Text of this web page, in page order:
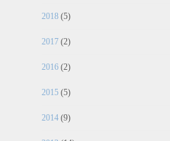
2018 (5)
2017 (2)
2016 (2)
2015 (5)
2014 (9)